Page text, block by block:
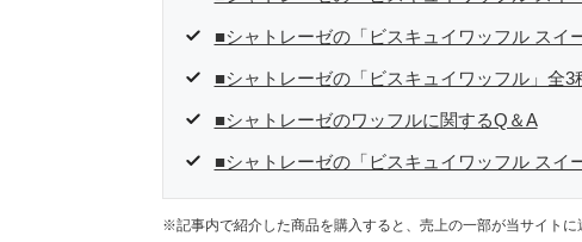
■シャトレーゼの「ビスキュイワッフル スイ
■シャトレーゼの「ビスキュイワッフル」全3
■シャトレーゼのワッフルに関するQ＆A
■シャトレーゼの「ビスキュイワッフル スイ
※記事内で紹介した商品を購入すると、売上の一部が当サイトに